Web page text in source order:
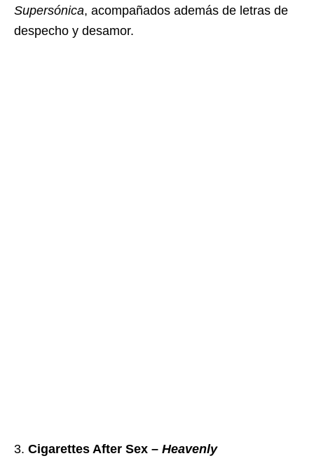
Supersónica, acompañados además de letras de
despecho y desamor.
Cigarettes After Sex – Heavenly